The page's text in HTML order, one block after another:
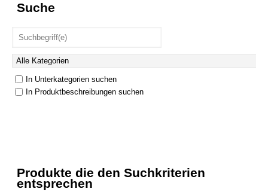
Suche
In Unterkategorien suchen
In Produktbeschreibungen suchen
Produkte die den Suchkriterien
entsprechen